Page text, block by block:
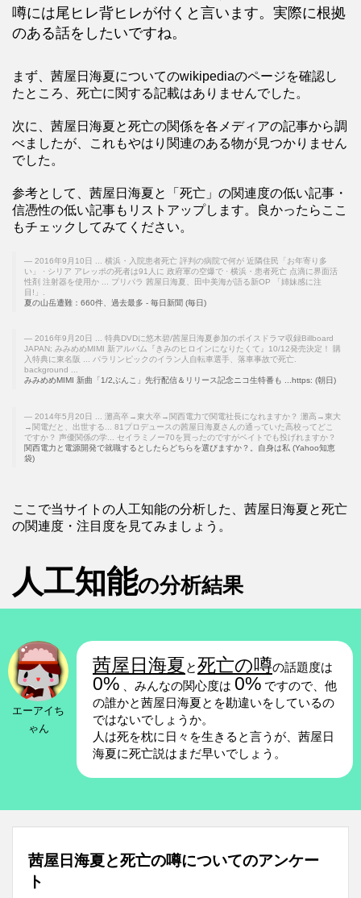
噂には尾ヒレ背ヒレが付くと言います。実際に根拠
のある話をしたいですね。
まず、茜屋日海夏についてのwikipediaのページを確認し
たところ、死亡に関する記載はありませんでした。
次に、茜屋日海夏と死亡の関係を各メディアの記事から調
べましたが、これもやはり関連のある物が見つかりません
でした。
参考として、茜屋日海夏と「死亡」の関連度の低い記事・
信憑性の低い記事もリストアップします。良かったらここ
もチェックしてみてください。
2016年9月10日 ... 横浜・入院患者死亡 評判の病院で何が 近隣住民「お年寄り多
い」 · シリア アレッポの死者は91人に 政府軍の空爆で · 横浜・患者死亡 点滴に界面活
性剤 注射器を使用か ... プリパラ 茜屋日海夏、田中美海が語る新OP 「姉妹感に注
目!」.
夏の山岳遭難：660件、過去最多 - 毎日新聞 (毎日)
2016年9月20日 ... 特典DVDに悠木碧/茜屋日海夏参加のボイスドラマ収録Billboard
JAPAN; みみめめMIMI 新アルバム『きみのヒロインになりたくて』10/12発売決定！ 購
入特典に東名阪 ... パラリンピックのイラン人自転車選手、落車事故で死亡.
background ...
みみめめMIMI 新曲「1/2ぶんこ」先行配信＆リリース記念ニコ生特番も ...https: (朝日)
2014年5月20日 ... 灘高卒→東大卒→関西電力で関電社長になれますか？ 灘高→東大
→関電だと、出世する... 81プロデュースの茜屋日海夏さんの通っていた高校ってどこ
ですか？ 声優関係の学... セイラミノー70を買ったのですがベイトでも投げれますか？
関西電力と電源開発で就職するとしたらどちらを選びますか？。自身は私 (Yahoo知恵
袋)
ここで当サイトの人工知能の分析した、茜屋日海夏と死亡
の関連度・注目度を見てみましょう。
人工知能の分析結果
エーアイち
ゃん
茜屋日海夏 と死亡の噂の話題度は
0% 、みんなの関心度は 0% ですので、他
の誰かと茜屋日海夏とを勘違いをしているの
ではないでしょうか。
人は死を枕に日々を生きると言うが、茜屋日
海夏に死亡説はまだ早いでしょう。
茜屋日海夏と死亡の噂についてのアンケー
ト